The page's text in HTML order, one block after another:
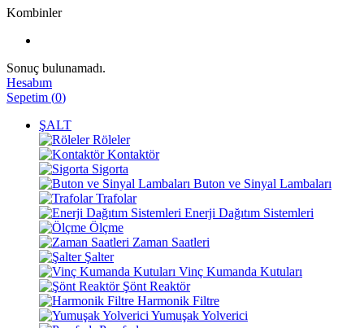
Kombinler
Sonuç bulunamadı.
Hesabım
Sepetim (0)
ŞALT
Röleler
Kontaktör
Sigorta
Buton ve Sinyal Lambaları
Trafolar
Enerji Dağıtım Sistemleri
Ölçme
Zaman Saatleri
Şalter
Vinç Kumanda Kutuları
Şönt Reaktör
Harmonik Filtre
Yumuşak Yolverici